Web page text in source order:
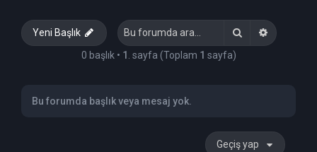
Yeni Başlık Gelişmiş
0 başlık • 1 . sayfa (Toplam 1 sayfa)
Bu forumda başlık veya mesaj yok.
Geçiş yap